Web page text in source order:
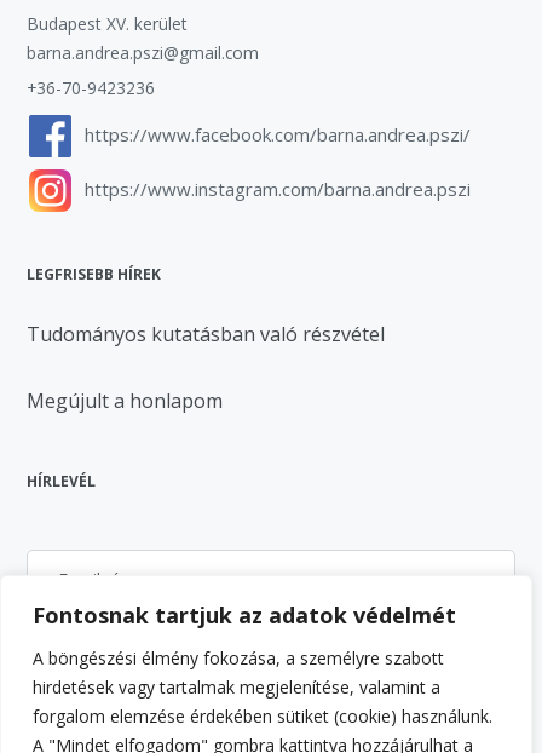
Fontosnak tartjuk az adatok védelmét
A böngészési élmény fokozása, a személyre szabott
hirdetések vagy tartalmak megjelenítése, valamint a
forgalom elemzése érdekében sütiket (cookie) használunk.
A "Mindet elfogadom" gombra kattintva hozzájárulhat a
Budapest XV. kerület
barna.andrea.pszi@gmail.com
+36-70-9423236
https://www.facebook.com/barna.andrea.pszi/
https://www.instagram.com/barna.andrea.pszi
LEGFRISEBB HÍREK
Tudományos kutatásban való részvétel
Megújult a honlapom
HÍRLEVÉL
Feliratkozás